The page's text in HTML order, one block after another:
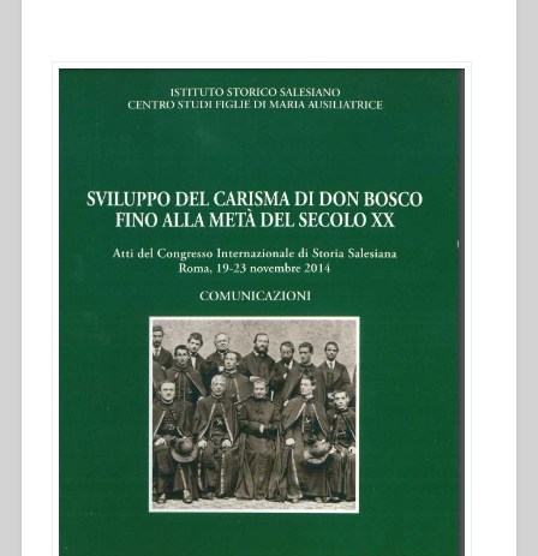
fino
alla
XX.
Atti
del
Congresso
internazionale
di
Storia
Salesiana
Roma,
19-
23
novembre
2014””